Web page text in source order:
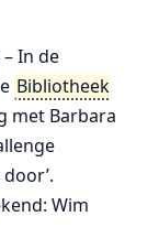
– In de
Bibliotheek
met Barbara
Wim